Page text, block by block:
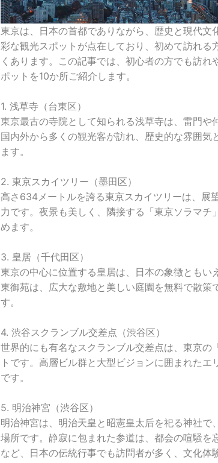
東京は、日本の首都でありながら、歴史と現代文
彩な観光スポットが点在しており、初めて訪れる
くあります。この記事では、初心者の方でも訪れ
ポットを10か所ご紹介します。
1. 浅草寺（台東区）
東京最古の寺院として知られる浅草寺は、雷門や
国内外から多くの観光客が訪れ、歴史的な雰囲気
ます。
2. 東京スカイツリー（墨田区）
高さ634メートルを誇る東京スカイツリーは、展
力です。夜景も美しく、隣接する「東京ソラマチ
めます。
3. 皇居（千代田区）
東京の中心に位置する皇居は、日本の象徴ともい
東御苑は、広大な敷地と美しい庭園を無料で散策
す。
4. 渋谷スクランブル交差点（渋谷区）
世界的にも有名なスクランブル交差点は、東京の
トです。高層ビル群と大型ビジョンに囲まれた
です。
5. 明治神宮（渋谷区）
明治神宮は、明治天皇と昭憲皇太后を祀る神社で
場所です。静寂に包まれた参道は、都会の喧騒を
など、日本の伝統行事でも訪問者が多く、文化体